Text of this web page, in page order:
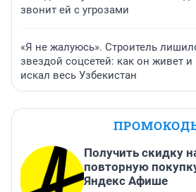
звонит ей с угрозами
«Я не жалуюсь». Строитель
звездой соцсетей: как он живет
искал весь Узбекистан
Получить скидку
повторную
Яндекс Афише